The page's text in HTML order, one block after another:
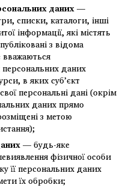
даних —
списки, каталоги, інші
інформації, які містять
з відома
вважаються
даних
в яких суб’єкт
персональні дані (окрім
даних прямо
з метою
— будь-яке
фізичної особи
її персональних даних
їх обробки;